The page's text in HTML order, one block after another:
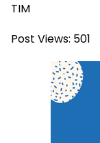
TIM
Post Views: 501